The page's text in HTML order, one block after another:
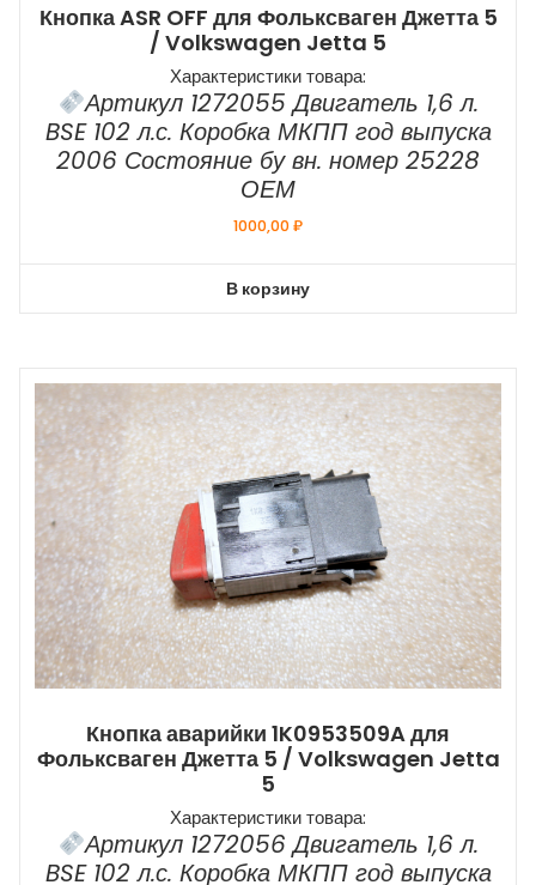
Кнопка ASR OFF для Фольксваген Джетта 5
/ Volkswagen Jetta 5
Характеристики товара:
Артикул 1272055 Двигатель 1,6 л.
BSE 102 л.с. Коробка МКПП год выпуска
2006 Состояние бу вн. номер 25228
ОЕМ
1000,00₽
В корзину
Кнопка аварийки 1K0953509A для
Фольксваген Джетта 5 / Volkswagen Jetta
5
Характеристики товара:
Артикул 1272056 Двигатель 1,6 л.
BSE 102 л.с. Коробка МКПП год выпуска